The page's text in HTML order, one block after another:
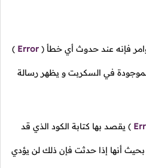
فإنه عند حدوث أي خطأ (
Error
)
الموجودة في السكربت و يظهر رسالة
) يقصد بها كتابة الكود الذي قد
أنها إذا حدثت فإن ذلك لن يؤدي